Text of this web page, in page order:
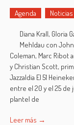
Agenda Noticias
Diana Krall, Gloria
Mehldau con
Coleman, Marc Ribot
y Christian Scott,
Jazzaldia El 51
entre el 20 y el 25 de
plantel de
Leer más →